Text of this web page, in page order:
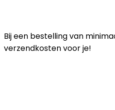
Bij een bestelling van
verzendkosten voor je!